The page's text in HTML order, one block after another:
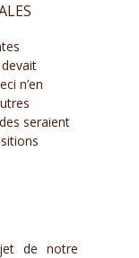
n’en
seraient
de notre